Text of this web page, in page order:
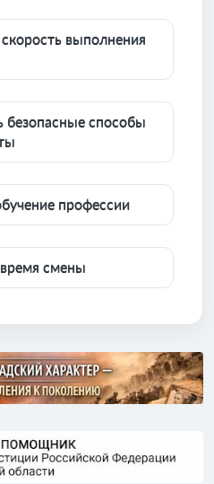
выполнения
безопасные способы
профессии
смены